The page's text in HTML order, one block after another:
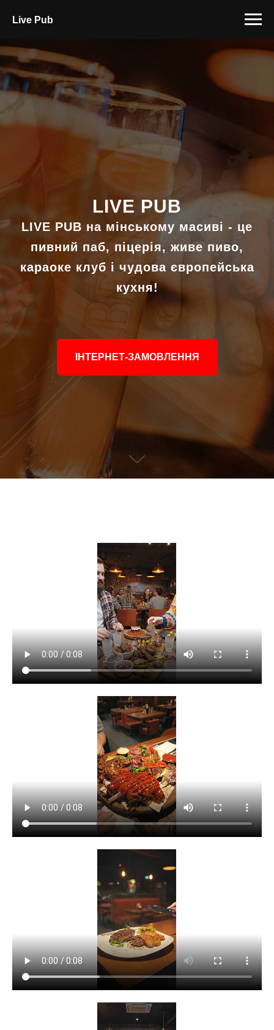
Live Pub
LIVE PUB
LIVE PUB на мінському масиві - це
пивний паб, піцерія, живе пиво,
караоке клуб і чудова європейська
кухня!
ІНТЕРНЕТ-ЗАМОВЛЕННЯ